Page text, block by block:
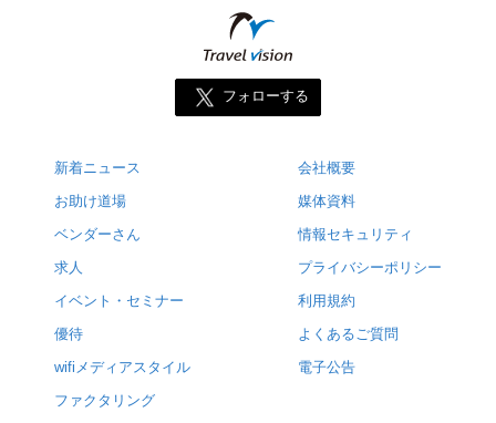
フォローする
新着ニュース
お助け道場
ベンダーさん
求人
イベント・セミナー
優待
wifiメディアスタイル
ファクタリング
会社概要
媒体資料
情報セキュリティ
プライバシーポリシー
利用規約
よくあるご質問
電子公告